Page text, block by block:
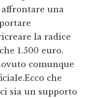
una
la radice
1.500 euro.
comunque
che
sia un supporto